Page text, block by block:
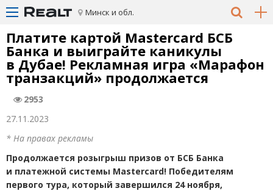
Минск и обл.
Платите картой Mastercard БСБ
Банка и выиграйте каникулы
в Дубае! Рекламная игра «Марафон
транзакций» продолжается
2953
27.11.2023
* На правах рекламы
Продолжается розыгрыш призов от БСБ Банка
и платежной системы Mastercard! Победителям
первого тура, который завершился 24 ноября,